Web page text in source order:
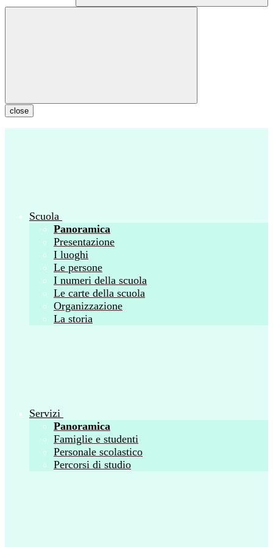
close
Scuola
Panoramica
Presentazione
I luoghi
Le persone
I numeri della scuola
Le carte della scuola
Organizzazione
La storia
Servizi
Panoramica
Famiglie e studenti
Personale scolastico
Percorsi di studio